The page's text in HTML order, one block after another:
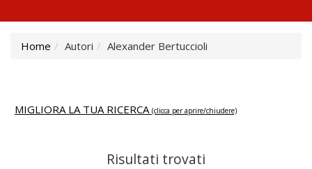
Home Autori Alexander Bertuccioli
MIGLIORA LA TUA RICERCA (clicca per aprire/chiudere)
Risultati trovati